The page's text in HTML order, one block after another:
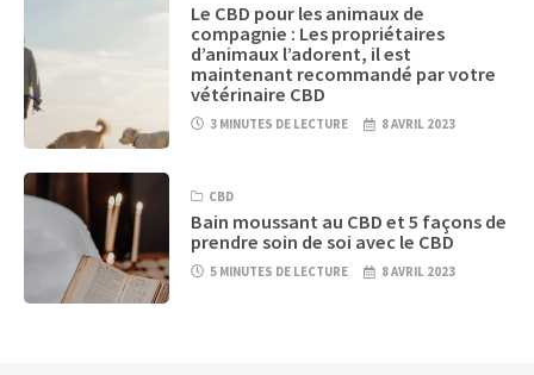
Le CBD pour les animaux de
compagnie : Les propriétaires
d’animaux l’adorent, il est
maintenant recommandé par votre
vétérinaire CBD
3 MINUTES DE LECTURE 8 AVRIL 2023
CBD
Bain moussant au CBD et 5 façons de
prendre soin de soi avec le CBD
5 MINUTES DE LECTURE 8 AVRIL 2023